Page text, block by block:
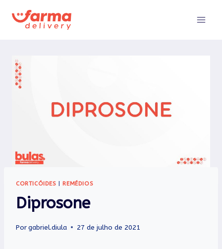
para
CORTICÓIDES REMÉDIOS
Diprosone
Porgabriel.diula 27 de julho de 2021